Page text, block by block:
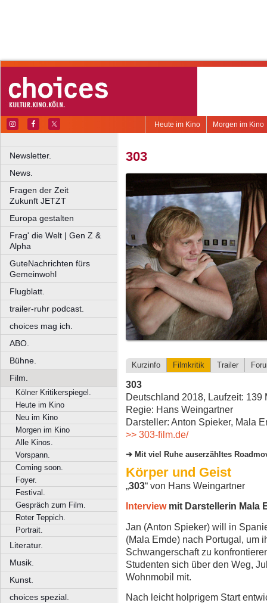
Morgen im Kino
Heute im Kino
Newsletter.
News.
Fragen der Zeit
Zukunft JETZT
Europa gestalten
Frag' die Welt | Gen Z &
Alpha
GuteNachrichten fürs
Gemeinwohl
Flugblatt.
trailer-ruhr podcast.
choices mag ich.
ABO.
Bühne.
Film.
Kölner Kritikerspiegel.
Heute im Kino
Neu im Kino
Morgen im Kino
Alle Kinos.
Vorspann.
Coming soon.
Foyer.
Festival.
Gespräch zum Film.
Roter Teppich.
Portrait.
Literatur.
Musik.
Kunst.
choices spezial.
303
Kurzinfo Filmkritik Trailer
303
Deutschland 2018, Laufzeit: 139
Regie: Hans Weingartner
Darsteller: Anton Spieker, Mala
>> 303-film.de/
Mit viel Ruhe auserzähltes
Körper und Geist
„303“ von Hans Weingartner
Interview mit Darstellerin Mala
Jan (Anton Spieker) will in
(Mala Emde) nach Portugal, um
Schwangerschaft zu
Studenten sich über den Weg,
Wohnmobil mit.
Nach leicht holprigem Start